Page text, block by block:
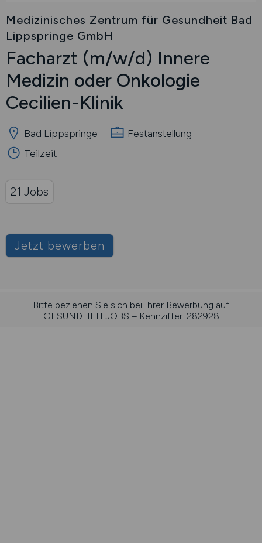
Medizinisches Zentrum für Gesundheit Bad
Lippspringe GmbH
Facharzt (m/w/d) Innere
Medizin oder Onkologie
Cecilien-Klinik
Bad Lippspringe
Festanstellung
Teilzeit
Jetzt bewerben
21 Jobs
Bitte beziehen Sie sich bei Ihrer Bewerbung auf
GESUNDHEIT.JOBS – Kennziffer: 282928